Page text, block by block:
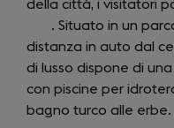
della città, i visitatori
. Situato in un
distanza in auto dal
di lusso dispone di
con piscine per
bagno turco alle erbe.